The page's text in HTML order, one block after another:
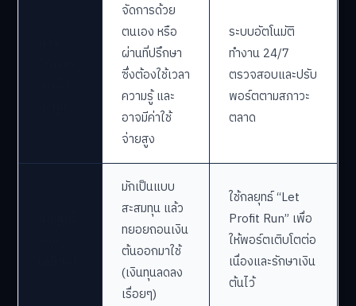
จัดการด้วย
ตนเอง หรือ
ผ่านที่ปรึกษา
ซึ่งต้องใช้เวลา
ความรู้ และ
อาจมีค่าใช้
จ่ายสูง
ระบบอัตโนมัติ
ทำงาน 24/7
ตรวจสอบและปรับ
พอร์ตตามสภาวะ
ตลาด
มักเป็นแบบ
สะสมทุน แล้ว
ทยอยถอนเงิน
ต้นออกมาใช้
(เงินทุนลดลง
เรื่อยๆ)
ใช้กลยุทธ์ “Let
Profit Run” เพื่อ
ให้พอร์ตเติบโตต่อ
เนื่องและรักษาเงิน
ต้นไว้